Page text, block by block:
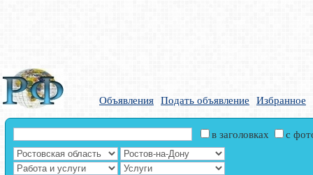
Объявления Подать объявление Избранное
в заголовках с